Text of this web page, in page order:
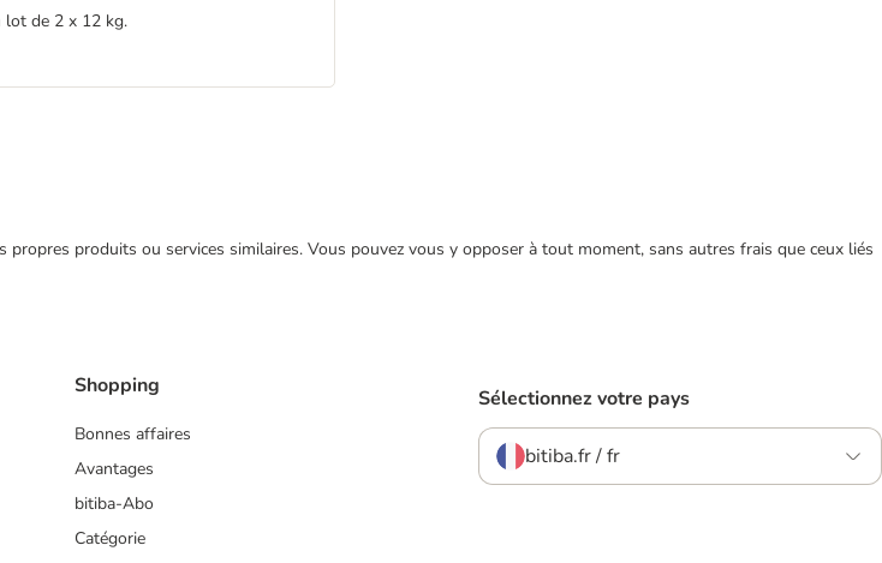
lot de 2 x 12 kg.
produits ou services similaires. Vous pouvez vous y opposer à tout moment, sans autres frais que ceux liés
Shopping
Bonnes affaires
Avantages
bitiba-Abo
Catégorie
Sélectionnez votre pays
bitiba.fr / fr